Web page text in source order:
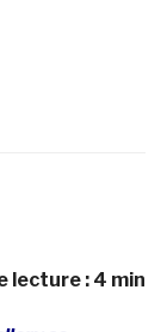
lecture : 4 min